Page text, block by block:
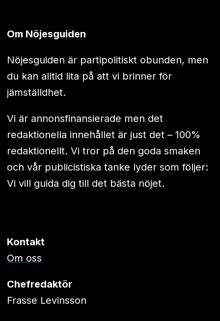
Om Nöjesguiden
Nöjesguiden är partipolitiskt obunden, men
du kan alltid lita på att vi brinner för
jämställdhet.
Vi är annonsfinansierade men det
redaktionella innehållet är just det – 100%
redaktionellt. Vi tror på den goda smaken
och vår publicistiska tanke lyder som följer:
Vi vill guida dig till det bästa nöjet.
Kontakt
Om oss
Chefredaktör
Frasse Levinsson